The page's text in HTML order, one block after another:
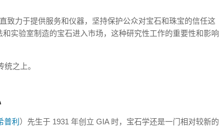
致力于提供服务和仪器，坚持保护公众对宝石和珠宝的信任这
实验室制造的宝石进入市场，这种研究性工作的重要性和影响
之上。
普利 ）先生于 1931 年创立 GIA 时，宝石学还是一门相对较新的